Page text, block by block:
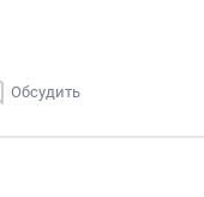
Обсудить